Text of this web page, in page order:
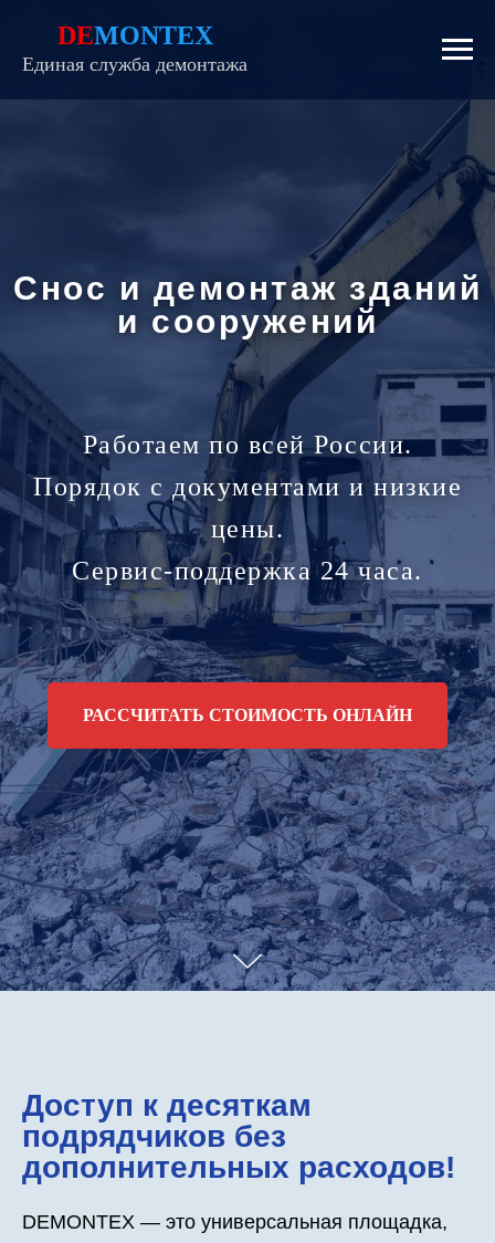
DEMONTEX
Единая служба демонтажа
Снос и демонтаж зданий
и сооружений
Работаем по всей России.
Порядок с документами и низкие
цены.
Сервис-поддержка 24 часа.
РАССЧИТАТЬ СТОИМОСТЬ ОНЛАЙН
Доступ к десяткам
подрядчиков без
дополнительных расходов!
DEMONTEX — это универсальная площадка,